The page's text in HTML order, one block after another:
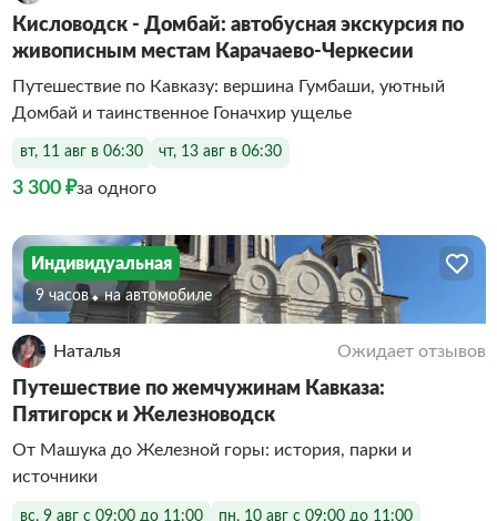
Кисловодск - Домбай: автобусная экскурсия по
живописным местам Карачаево-Черкесии
Путешествие по Кавказу: вершина Гумбаши, уютный
Домбай и таинственное Гоначхир ущелье
вт, 11 авг в 06:30 чт, 13 авг в 06:30
3 300 ₽за одного
Индивидуальная
9 часов На автомобиле
Наталья Ожидает отзывов
Путешествие по жемчужинам Кавказа:
Пятигорск и Железноводск
От Машука до Железной горы: история, парки и
источники
вс, 9 авг с 09:00 до 11:00 пн, 10 авг с 09:00 до 11:00